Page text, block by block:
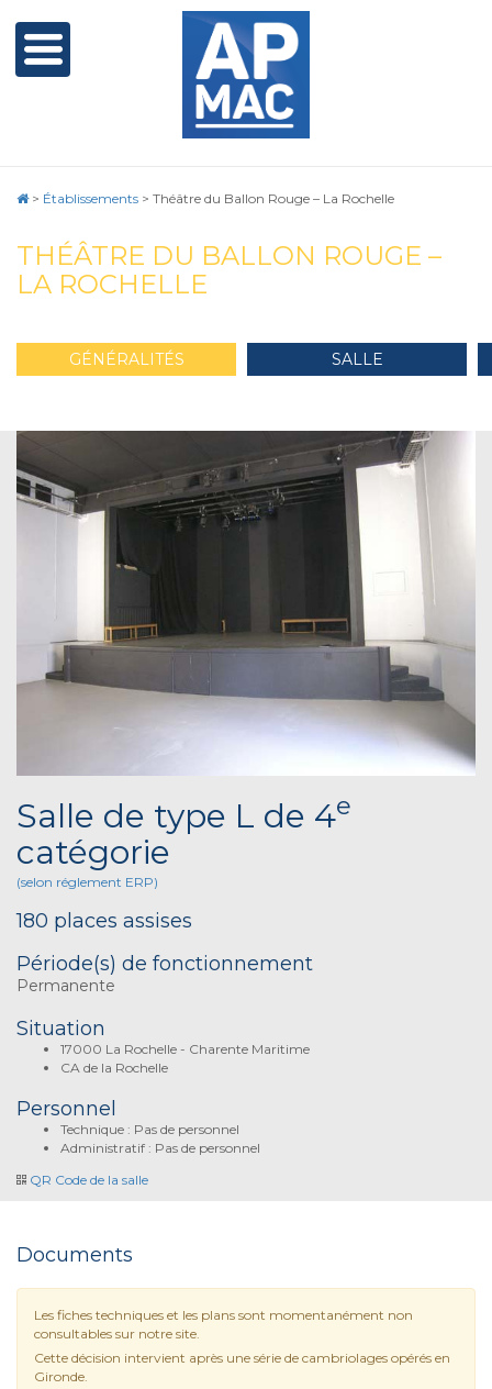
> Établissements > Théâtre du Ballon Rouge – La Rochelle
THÉÂTRE DU BALLON ROUGE –
LA ROCHELLE
GÉNÉRALITÉS SALLE
Salle de type L de 4e
catégorie
(selon réglement ERP)
180 places assises
Période(s) de fonctionnement
Permanente
Situation
17000 La Rochelle - Charente Maritime
CA de la Rochelle
Personnel
Technique : Pas de personnel
Administratif : Pas de personnel
QR Code de la salle
Documents
Les fiches techniques et les plans sont momentanément non
consultables sur notre site.
Cette décision intervient après une série de cambriolages opérés en
Gironde.